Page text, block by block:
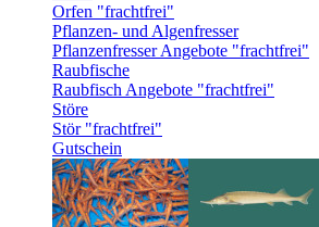
Orfen "frachtfrei"
Pflanzen- und Algenfresser
Pflanzenfresser Angebote "frachtfrei"
Raubfische
Raubfisch Angebote "frachtfrei"
Störe
Stör "frachtfrei"
Gutschein